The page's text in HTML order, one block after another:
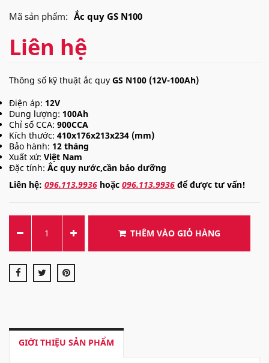
Mã sản phẩm: Ắc quy GS N100
Liên hệ
Thông số kỹ thuật ắc quy GS N100 (12V-100Ah)
Điện áp: 12V
Dung lượng: 100Ah
Chỉ số CCA: 900CCA
Kích thước: 410x176x213x234 (mm)
Bảo hành: 12 tháng
Xuất xứ: Việt Nam
Đặc tính: Ắc quy nước,cần bảo dưỡng
Liên hệ: 096.113.9936 hoặc 096.113.9936 để được tư vấn!
THÊM VÀO GIỎ HÀNG
GIỚI THIỆU SẢN PHẨM